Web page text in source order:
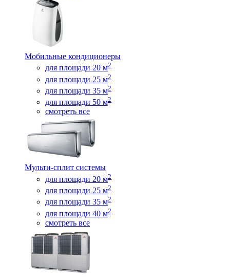
Мобильные кондиционеры
для площади 20 м2
для площади 25 м2
для площади 35 м2
для площади 50 м2
смотреть все
Мульти-сплит системы
для площади 20 м2
для площади 25 м2
для площади 35 м2
для площади 40 м2
смотреть все